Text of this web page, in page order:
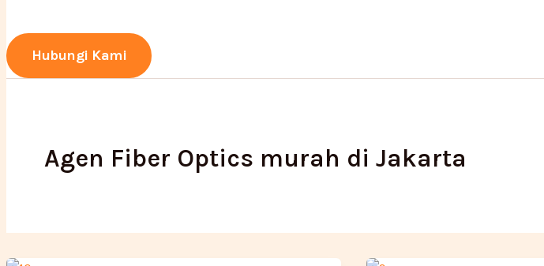
Hubungi Kami
Agen Fiber Optics murah di Jakarta